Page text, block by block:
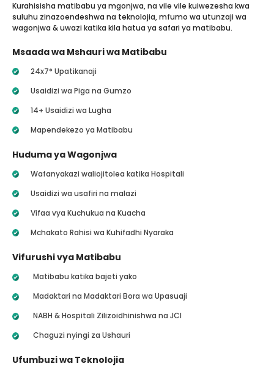
Kurahisisha matibabu ya mgonjwa, na vile vile kuiwezesha kwa
suluhu zinazoendeshwa na teknolojia, mfumo wa utunzaji wa
wagonjwa & uwazi katika kila hatua ya safari ya matibabu.
Msaada wa Mshauri wa Matibabu
24x7* Upatikanaji
Usaidizi wa Piga na Gumzo
14+ Usaidizi wa Lugha
Mapendekezo ya Matibabu
Huduma ya Wagonjwa
Wafanyakazi waliojitolea katika Hospitali
Usaidizi wa usafiri na malazi
Vifaa vya Kuchukua na Kuacha
Mchakato Rahisi wa Kuhifadhi Nyaraka
Vifurushi vya Matibabu
Matibabu katika bajeti yako
Madaktari na Madaktari Bora wa Upasuaji
NABH & Hospitali Zilizoidhinishwa na JCI
Chaguzi nyingi za Ushauri
Ufumbuzi wa Teknolojia